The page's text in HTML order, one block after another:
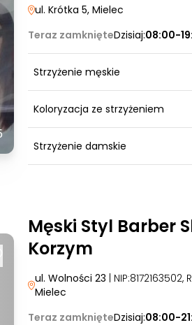
ul. Krótka 5, Mielec
Teraz zamknięteDzisiaj:08:00-
Strzyżenie męskie
Koloryzacja ze strzyżeniem
Strzyżenie damskie
Męski Styl Barber
Korzym
ul. Wolności 23 |
Mielec
Teraz zamknięteDzisiaj:08:00-